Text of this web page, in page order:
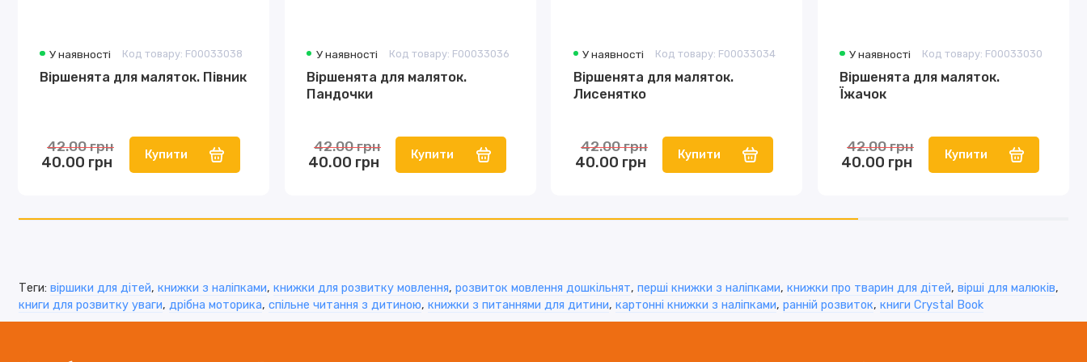
У наявності Код товару: F00033038
Віршенята для маляток. Півник
40.00 грн
42.00 грн Купити
У наявності Код товару: F00033036
Віршенята для маляток.
Пандочки
40.00 грн
42.00 грн Купити
У наявності Код товару: F00033034
Віршенята для маляток.
Лисенятко
40.00 грн
42.00 грн Купити
У наявності Код товару: F00033030
Віршенята для маляток.
Їжачок
40.00 грн
42.00 грн Купити
Теги: віршики для дітей, книжки з наліпками, книжки для розвитку мовлення, розвиток мовлення дошкільнят, перші книжки з наліпками, книжки про тварин для дітей, вірші для малюків,
книги для розвитку уваги, дрібна моторика, спільне читання з дитиною, книжки з питаннями для дитини, картонні книжки з наліпками, ранній розвиток, книги Crystal Book